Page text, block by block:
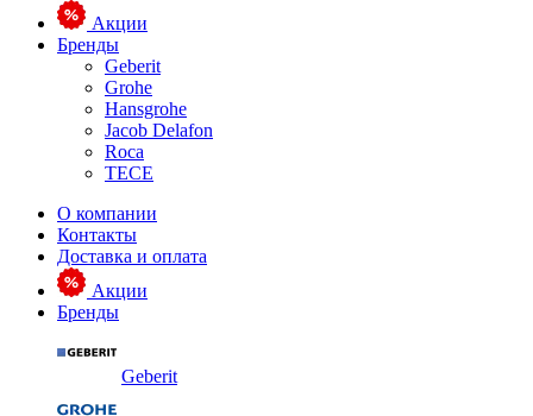
Акции
Бренды
Geberit
Grohe
Hansgrohe
Jacob Delafon
Roca
TECE
О компании
Контакты
Доставка и оплата
Акции
Бренды
Geberit